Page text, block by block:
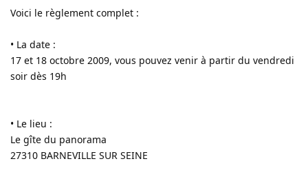
Voici le règlement complet :
• La date :
17 et 18 octobre 2009, vous pouvez venir à partir du vendredi
soir dès 19h
• Le lieu :
Le gîte du panorama
27310 BARNEVILLE SUR SEINE